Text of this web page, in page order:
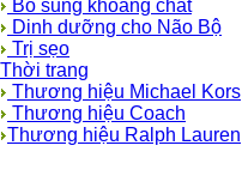
Bổ sung khoáng chất
Dinh dưỡng cho Não Bộ
Trị sẹo
Thời trang
Thương hiệu Michael Kors
Thương hiệu Coach
Thương hiệu Ralph Lauren